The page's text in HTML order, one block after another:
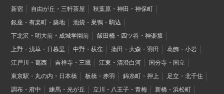
新宿
自由が丘・三軒茶屋
秋葉原・神田・神保町
銀座・有楽町・築地
池袋・巣鴨・駒込
下北沢・明大前・成城学園前
飯田橋・四ツ谷・神楽坂
上野・浅草・日暮里
中野・荻窪 蒲田・大森・羽田
葛飾・小岩
江戸川・葛西
吉祥寺・三鷹 江東・清澄白河
国分寺・国立
東京駅・丸の内・日本橋
板橋・赤羽 錦糸町・押上
足立・北千住
調布・府中
練馬・光が丘 立川・八王子・青梅
新橋・浜松町